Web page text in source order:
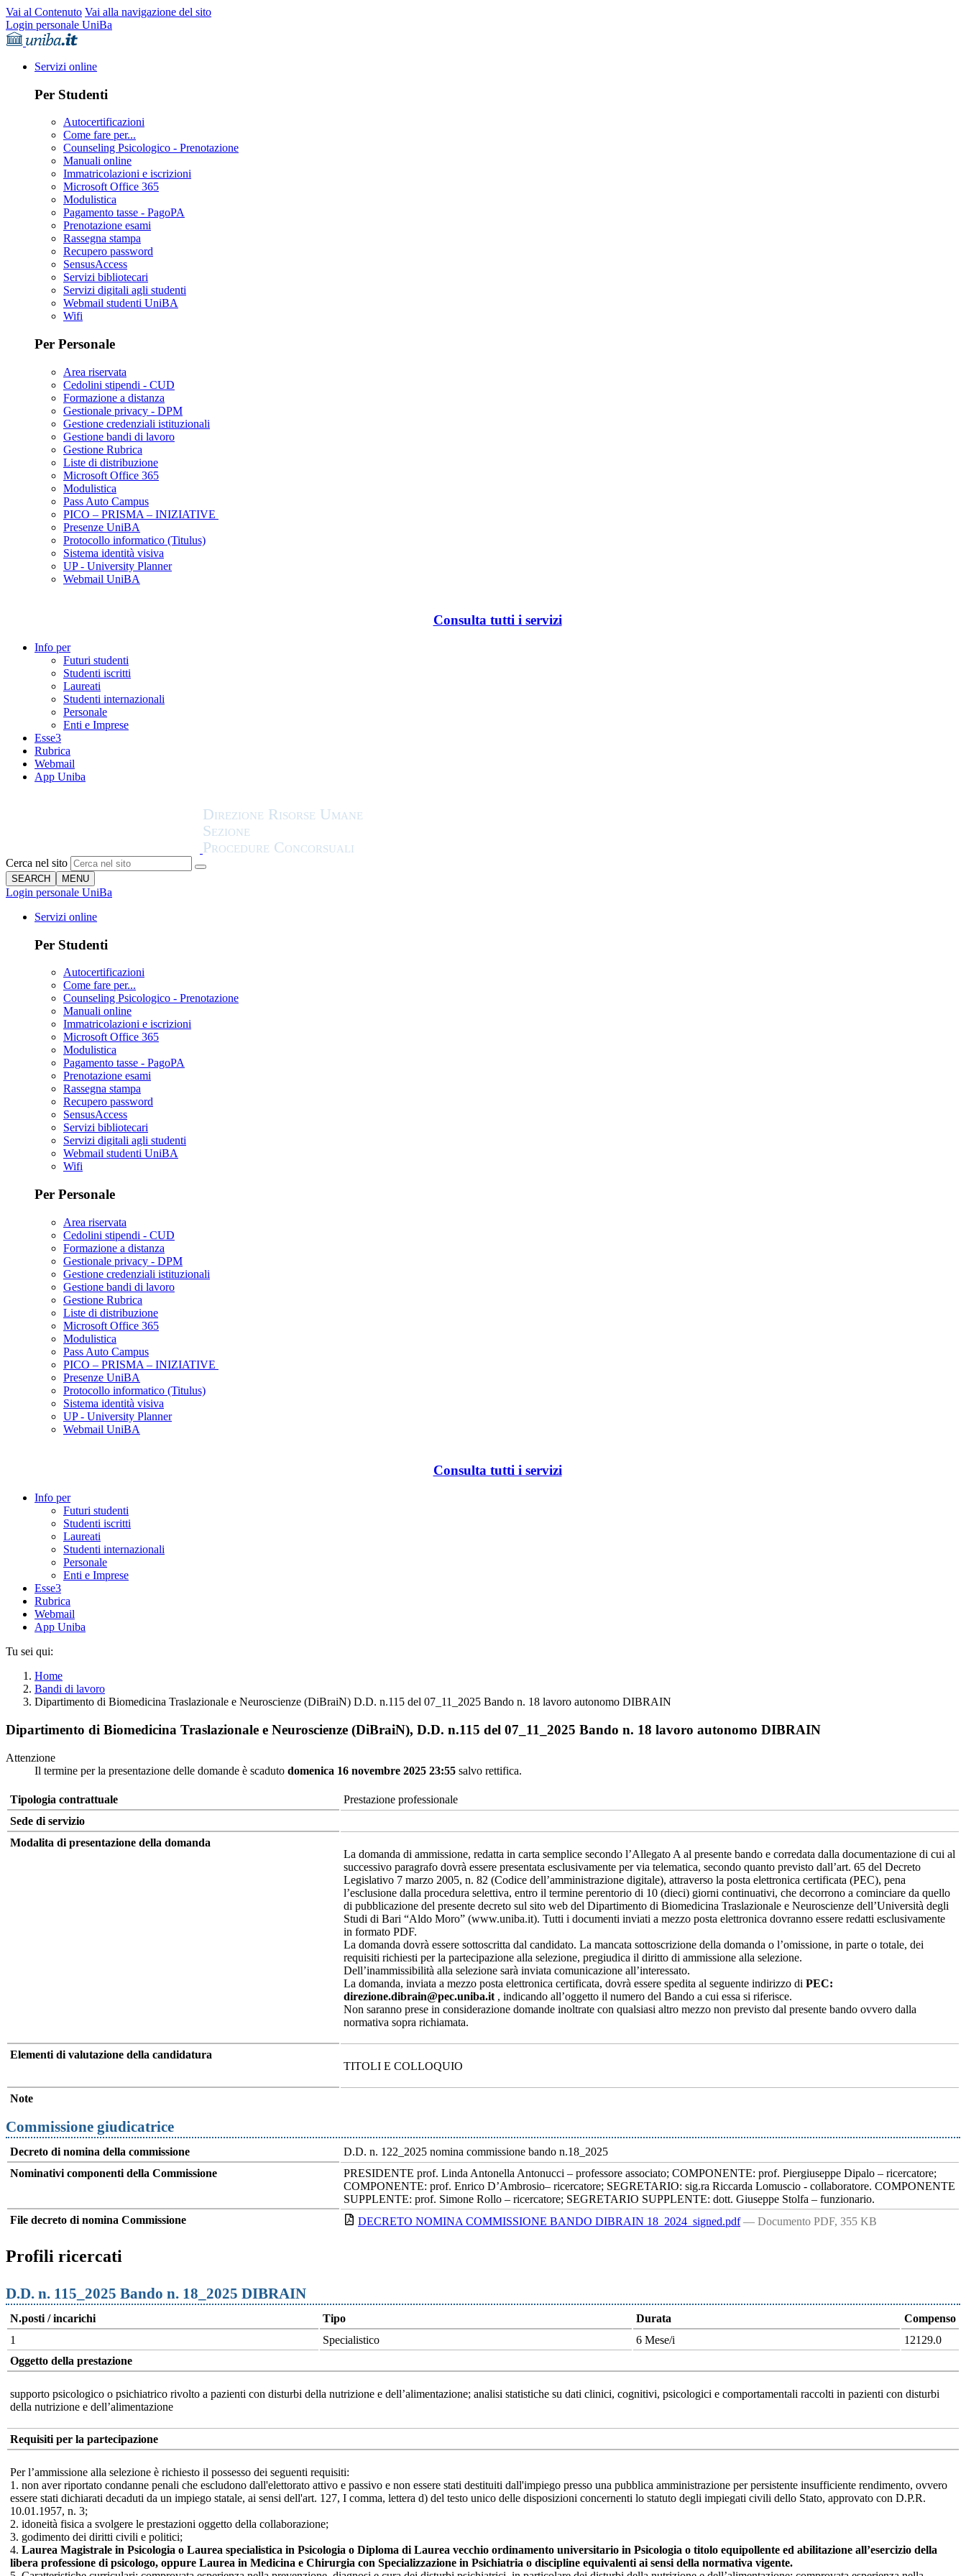
Vai al Contenuto Vai alla navigazione del sito
Login personale UniBa
Servizi online
Per Studenti
Autocertificazioni
Come fare per...
Counseling Psicologico - Prenotazione
Manuali online
Immatricolazioni e iscrizioni
Microsoft Office 365
Modulistica
Pagamento tasse - PagoPA
Prenotazione esami
Rassegna stampa
Recupero password
SensusAccess
Servizi bibliotecari
Servizi digitali agli studenti
Webmail studenti UniBA
Wifi
Per Personale
Area riservata
Cedolini stipendi - CUD
Formazione a distanza
Gestionale privacy - DPM
Gestione credenziali istituzionali
Gestione bandi di lavoro
Gestione Rubrica
Liste di distribuzione
Microsoft Office 365
Modulistica
Pass Auto Campus
PICO – PRISMA – INIZIATIVE
Presenze UniBA
Protocollo informatico (Titulus)
Sistema identità visiva
UP - University Planner
Webmail UniBA
Consulta tutti i servizi
Info per
Futuri studenti
Studenti iscritti
Laureati
Studenti internazionali
Personale
Enti e Imprese
Esse3
Rubrica
Webmail
App Uniba
Cerca nel sito
SEARCH MENU
Login personale UniBa
Servizi online
Per Studenti
Autocertificazioni
Come fare per...
Counseling Psicologico - Prenotazione
Manuali online
Immatricolazioni e iscrizioni
Microsoft Office 365
Modulistica
Pagamento tasse - PagoPA
Prenotazione esami
Rassegna stampa
Recupero password
SensusAccess
Servizi bibliotecari
Servizi digitali agli studenti
Webmail studenti UniBA
Wifi
Per Personale
Area riservata
Cedolini stipendi - CUD
Formazione a distanza
Gestionale privacy - DPM
Gestione credenziali istituzionali
Gestione bandi di lavoro
Gestione Rubrica
Liste di distribuzione
Microsoft Office 365
Modulistica
Pass Auto Campus
PICO – PRISMA – INIZIATIVE
Presenze UniBA
Protocollo informatico (Titulus)
Sistema identità visiva
UP - University Planner
Webmail UniBA
Consulta tutti i servizi
Info per
Futuri studenti
Studenti iscritti
Laureati
Studenti internazionali
Personale
Enti e Imprese
Esse3
Rubrica
Webmail
App Uniba
Tu sei qui:
Home
Bandi di lavoro
Dipartimento di Biomedicina Traslazionale e Neuroscienze (DiBraiN) D.D. n.115 del 07_11_2025 Bando n. 18 lavoro autonomo DIBRAIN
Dipartimento di Biomedicina Traslazionale e Neuroscienze (DiBraiN), D.D. n.115 del 07_11_2025 Bando n. 18 lavoro autonomo DIBRAIN
Attenzione
Il termine per la presentazione delle domande è scaduto domenica 16 novembre 2025 23:55 salvo rettifica.
Tipologia contrattuale
Prestazione professionale
Sede di servizio
Modalita di presentazione della domanda
La domanda di ammissione, redatta in carta semplice secondo l’Allegato A al presente bando e corredata dalla documentazione di cui al
successivo paragrafo dovrà essere presentata esclusivamente per via telematica, secondo quanto previsto dall’art. 65 del Decreto
Legislativo 7 marzo 2005, n. 82 (Codice dell’amministrazione digitale), attraverso la posta elettronica certificata (PEC), pena
l’esclusione dalla procedura selettiva, entro il termine perentorio di 10 (dieci) giorni continuativi, che decorrono a cominciare da quello
di pubblicazione del presente decreto sul sito web del Dipartimento di Biomedicina Traslazionale e Neuroscienze dell’Università degli
Studi di Bari “Aldo Moro” (www.uniba.it). Tutti i documenti inviati a mezzo posta elettronica dovranno essere redatti esclusivamente
in formato PDF.
La domanda dovrà essere sottoscritta dal candidato. La mancata sottoscrizione della domanda o l’omissione, in parte o totale, dei
requisiti richiesti per la partecipazione alla selezione, pregiudica il diritto di ammissione alla selezione.
Dell’inammissibilità alla selezione sarà inviata comunicazione all’interessato.
La domanda, inviata a mezzo posta elettronica certificata, dovrà essere spedita al seguente indirizzo di PEC:
direzione.dibrain@pec.uniba.it , indicando all’oggetto il numero del Bando a cui essa si riferisce.
Non saranno prese in considerazione domande inoltrate con qualsiasi altro mezzo non previsto dal presente bando ovvero dalla
normativa sopra richiamata.
Elementi di valutazione della candidatura
TITOLI E COLLOQUIO
Note
Commissione giudicatrice
Decreto di nomina della commissione
D.D. n. 122_2025 nomina commissione bando n.18_2025
Nominativi componenti della Commissione
PRESIDENTE prof. Linda Antonella Antonucci – professore associato; COMPONENTE: prof. Piergiuseppe Dipalo – ricercatore;
COMPONENTE: prof. Enrico D’Ambrosio– ricercatore; SEGRETARIO: sig.ra Riccarda Lomuscio - collaboratore. COMPONENTE
SUPPLENTE: prof. Simone Rollo – ricercatore; SEGRETARIO SUPPLENTE: dott. Giuseppe Stolfa – funzionario.
File decreto di nomina Commissione
DECRETO NOMINA COMMISSIONE BANDO DIBRAIN 18_2024_signed.pdf — Documento PDF, 355 KB
Profili ricercati
D.D. n. 115_2025 Bando n. 18_2025 DIBRAIN
N.posti / incarichi Tipo Durata
Compenso
1
Specialistico 6 Mese/i
12129.0
Oggetto della prestazione
supporto psicologico o psichiatrico rivolto a pazienti con disturbi della nutrizione e dell’alimentazione; analisi statistiche su dati clinici, cognitivi, psicologici e comportamentali raccolti in pazienti con disturbi
della nutrizione e dell’alimentazione
Requisiti per la partecipazione
Per l’ammissione alla selezione è richiesto il possesso dei seguenti requisiti:
1. non aver riportato condanne penali che escludono dall'elettorato attivo e passivo e non essere stati destituiti dall'impiego presso una pubblica amministrazione per persistente insufficiente rendimento, ovvero
essere stati dichiarati decaduti da un impiego statale, ai sensi dell'art. 127, I comma, lettera d) del testo unico delle disposizioni concernenti lo statuto degli impiegati civili dello Stato, approvato con D.P.R.
10.01.1957, n. 3;
2. idoneità fisica a svolgere le prestazioni oggetto della collaborazione;
3. godimento dei diritti civili e politici;
4. Laurea Magistrale in Psicologia o Laurea specialistica in Psicologia o Diploma di Laurea vecchio ordinamento universitario in Psicologia o titolo equipollente ed abilitazione all’esercizio della
libera professione di psicologo, oppure Laurea in Medicina e Chirurgia con Specializzazione in Psichiatria o discipline equivalenti ai sensi della normativa vigente.